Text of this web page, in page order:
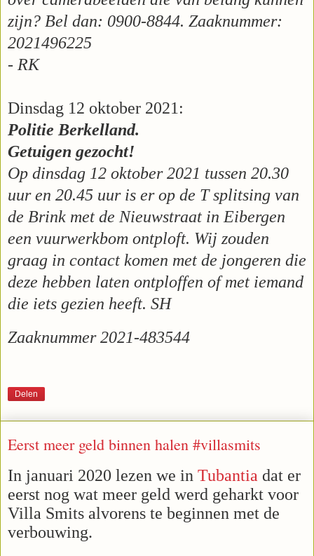
zijn? Bel dan: 0900-8844. Zaaknummer:
2021496225
- RK
Dinsdag 12 oktober 2021:
Politie Berkelland.
Getuigen gezocht!
Op dinsdag 12 oktober 2021 tussen 20.30
uur en 20.45 uur is er op de T splitsing van
de Brink met de Nieuwstraat in Eibergen
een vuurwerkbom ontploft. Wij zouden
graag in contact komen met de jongeren die
deze hebben laten ontploffen of met iemand
die iets gezien heeft. SH
Zaaknummer 2021-483544
Delen
Eerst meer geld binnen halen #villasmits
In januari 2020 lezen we in Tubantia dat er
eerst nog wat meer geld werd geharkt voor
Villa Smits alvorens te beginnen met de
verbouwing.